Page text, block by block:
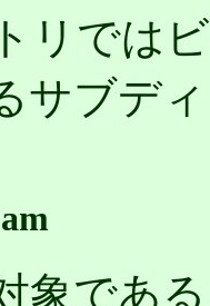
リでは
サブデ
象であ